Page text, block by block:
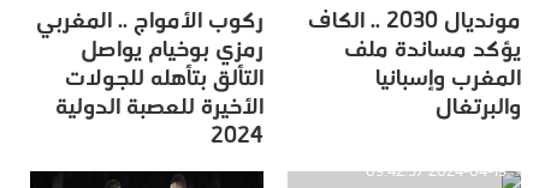
مونديال 2030 .. الكاف
يؤكد مساندة ملف
المغرب وإسبانيا
والبرتغال
ركوب الأمواج .. المغربي
رمزي بوخيام يواصل
التألق بتأهله للجولات
الأخيرة للعصبة الدولية
2024
2024-04-19 09:42:37